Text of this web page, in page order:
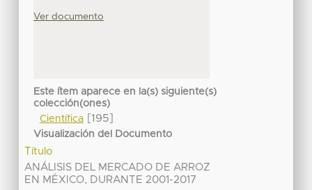
Ver documento
Este ítem aparece en la(s) siguiente(s)
colección(ones)
Científica[195]
Visualización del Documento
Título
ANÁLISIS DEL MERCADO DE ARROZ
EN MÉXICO, DURANTE 2001-2017